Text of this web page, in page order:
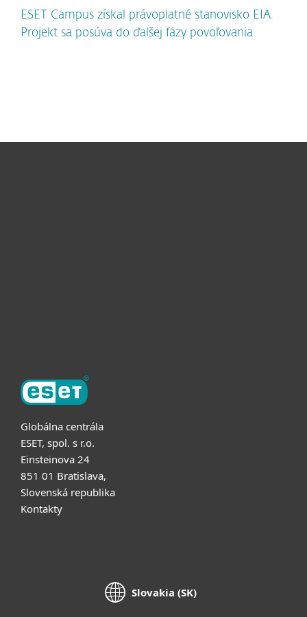
ESET Campus získal právoplatné stanovisko EIA.
Projekt sa posúva do ďalšej fázy povoľovania
Globálna centrála
ESET, spol. s r.o.
Einsteinova 24
851 01 Bratislava,
Slovenská republika
Kontakty
Slovakia (SK)